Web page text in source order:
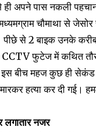
अपने पास नकली
चौमाथा से
से 2 बाइक उनके
फुटेज में कथित तौर
बीच महज कुछ ही सेकंड
हत्या कर दी गई।
लगातार नजर